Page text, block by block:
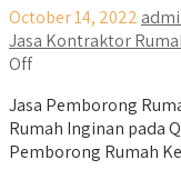
October 14, 2022
Jasa Kontraktor
Off
Jasa Pemborong
Rumah Inginan pada
Pemborong Rumah